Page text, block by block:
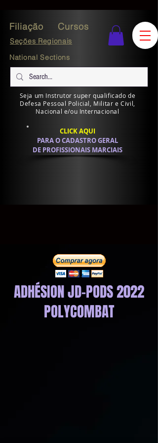
Filiação Cursos
Seções Regionais
National Sections
Seja um Instrutor super qualificado de
Defesa Pessoal Policial, Militar e Civil,
Nacional e/ou Internacional
CLICK AQUI
PARA O CADASTRO GERAL
DE PROFISSIONAIS MARCIAIS
ADHÉSION JD-PODS 2022
POLYCOMBAT